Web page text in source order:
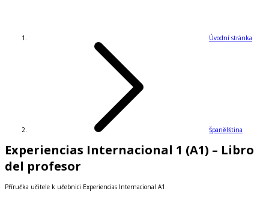
Úvodní stránka
Španělština
Experiencias Internacional 1 (A1) – Libro
del profesor
Příručka učitele k učebnici Experiencias Internacional A1